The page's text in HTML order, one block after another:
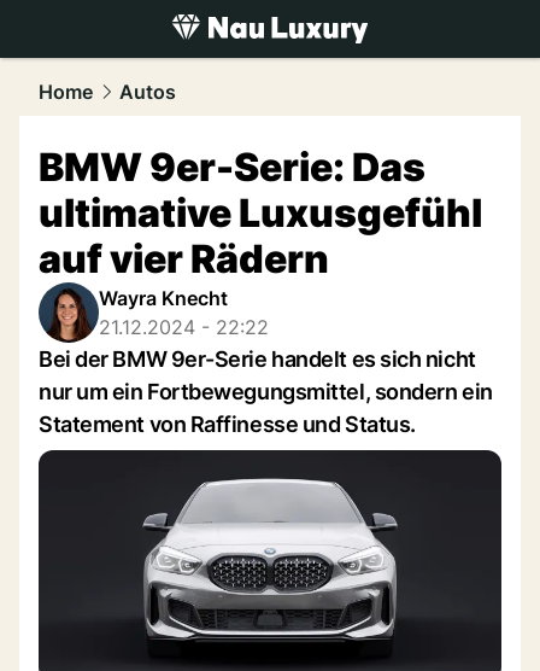
luxury.NAU.ch
Home Autos
BMW 9er-Serie: Das
ultimative Luxusgefühl
auf vier Rädern
Wayra Knecht
21.12.2024 - 22:22
Bei der BMW 9er-Serie handelt es sich nicht
nur um ein Fortbewegungsmittel, sondern ein
Statement von Raffinesse und Status.